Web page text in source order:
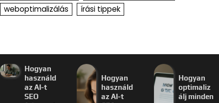
weboptimalizálás
írási tippek
Hogyan
használd
az AI-t
SEO
Hogyan
használd
az AI-t
Hogyan
optimaliz
álj minden